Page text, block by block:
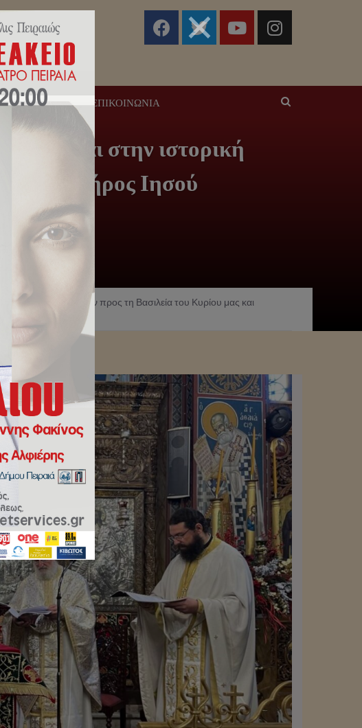
ΕΚΔΗΛΏΣΕΙΣ ΕΠΙΚΟΙΝΩΝΊΑ
στην ιστορική
και Σωτήρος Ιησού
φάση των αιώνων προς τη Βασιλεία του Κυρίου μας και